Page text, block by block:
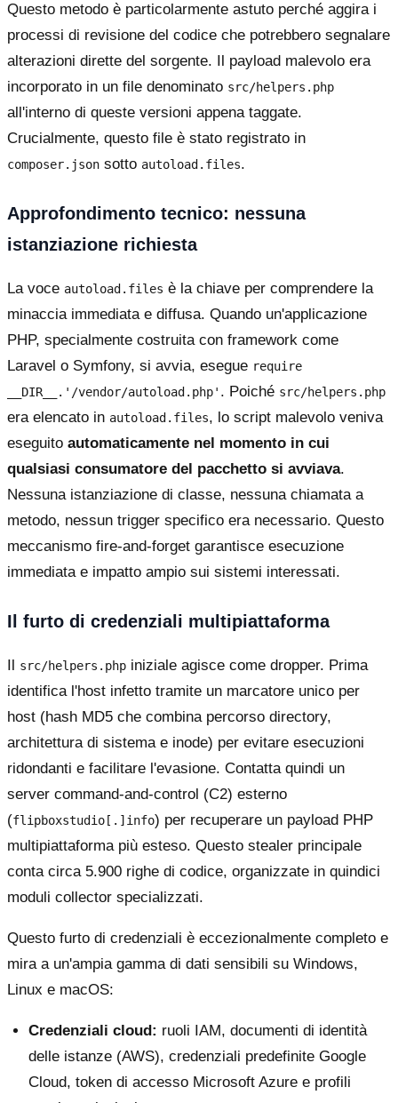
Questo metodo è particolarmente astuto perché aggira i
processi di revisione del codice che potrebbero segnalare
alterazioni dirette del sorgente. Il payload malevolo era
incorporato in un file denominato src/helpers.php
all'interno di queste versioni appena taggate.
Crucialmente, questo file è stato registrato in
composer.json sotto autoload.files.
Approfondimento tecnico: nessuna
istanziazione richiesta
La voce autoload.files è la chiave per comprendere la
minaccia immediata e diffusa. Quando un'applicazione
PHP, specialmente costruita con framework come
Laravel o Symfony, si avvia, esegue require
__DIR__.'/vendor/autoload.php' . Poiché src/helpers.php
era elencato in autoload.files, lo script malevolo veniva
eseguito automaticamente nel momento in cui
qualsiasi consumatore del pacchetto si avviava.
Nessuna istanziazione di classe, nessuna chiamata a
metodo, nessun trigger specifico era necessario. Questo
meccanismo fire-and-forget garantisce esecuzione
immediata e impatto ampio sui sistemi interessati.
Il furto di credenziali multipiattaforma
src/helpers.php iniziale agisce come dropper. Prima
identifica l'host infetto tramite un marcatore unico per
host (hash MD5 che combina percorso directory,
architettura di sistema e inode) per evitare esecuzioni
ridondanti e facilitare l'evasione. Contatta quindi un
server command-and-control (C2) esterno
(flipboxstudio[.]info) per recuperare un payload PHP
multipiattaforma più esteso. Questo stealer principale
conta circa 5.900 righe di codice, organizzate in quindici
moduli collector specializzati.
Questo furto di credenziali è eccezionalmente completo e
mira a un'ampia gamma di dati sensibili su Windows,
Linux e macOS:
Credenziali cloud: ruoli IAM, documenti di identità
delle istanze (AWS), credenziali predefinite Google
Cloud, token di accesso Microsoft Azure e profili